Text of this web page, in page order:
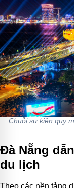
Chuỗi sự kiện quy
Đà Nẵng
du lịch
Theo các nền tảng